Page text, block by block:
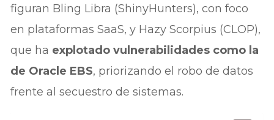
figuran Bling Libra (ShinyHunters), con foco
en plataformas SaaS, y Hazy Scorpius (CLOP),
que ha explotado vulnerabilidades como la
de Oracle EBS, priorizando el robo de datos
frente al secuestro de sistemas.